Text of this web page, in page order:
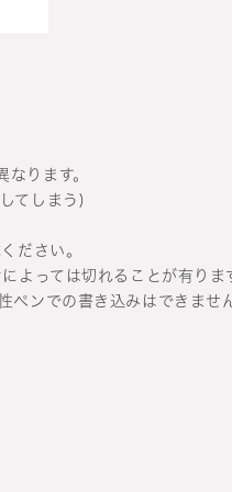
ります。
てしまう)
ださい。
よっては切れることが有りま
ペンでの書き込みはできませ